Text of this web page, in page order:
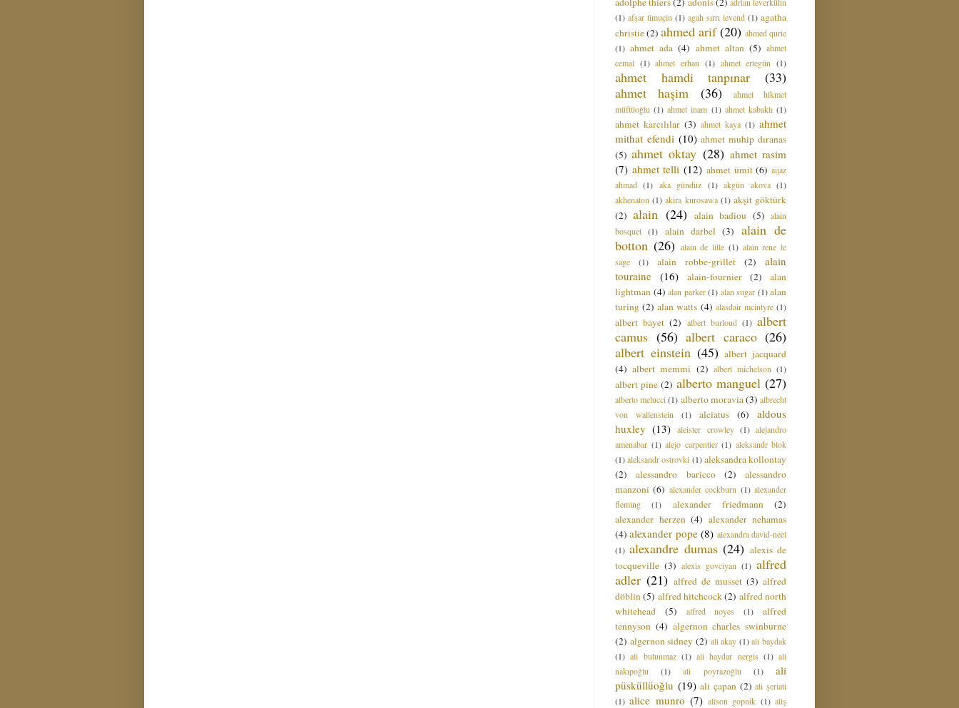
(1) afşar timuçin (1) agah sırrı levend (1) agatha
christie(2) ahmed arif (20) ahmed qurie
(1) ahmet ada (4) ahmet altan (5) ahmet
cemal (1) ahmet erhan (1) ahmet ertegün (1)
ahmet hamdi tanpınar
(33)
ahmet haşim
(36)
ahmet hikmet
müftüoğlu (1) ahmet inam (1) ahmet kabaklı (1)
ahmet karcılılar (3) ahmet kaya (1) ahmet
mithat efendi (10) ahmet muhip dıranas
(5) ahmet oktay (28) ahmet rasim
(7) ahmet telli (12) ahmet ümit (6) aijaz
ahmad (1) aka gündüz (1) akgün akova (1)
akhenaton (1) akira kurosawa (1) akşit göktürk
(2) alain (24) alain badiou (5) alain
bosquet (1) alain darbel (3)
alain de
botton (26) alain de lille (1) alain rene le
sage
(1) alain robbe-grillet (2)
alain
touraine (16) alain-fournier (2)
alan
lightman (4) alan parker (1) alan sugar (1) alan
turing (2) alan watts (4) alasdair mcintyre (1)
albert bayet (2) albert burloud (1) albert
camus (56) albert caraco (26)
albert einstein (45) albert jacquard
(4) albert memmi (2) albert michelson (1)
albert pine (2) alberto manguel (27)
alberto melucci (1) alberto moravia (3) albrecht
von wallenstein
(1) alciatus (6)
aldous
huxley (13) aleister crowley (1) alejandro
amenabar (1) alejo carpentier (1) aleksandr blok
(1) aleksandr ostrovki (1) aleksandra kollontay
(2)
alessandro baricco (2)
alessandro
manzoni (6) alexander cockburn (1) alexander
fleming
(1) alexander friedmann
(2)
alexander herzen (4) alexander nehamas
(4) alexander pope (8) alexandra david-neel
(1) alexandre dumas (24) alexis de
tocqueville (3) alexis govciyan (1) alfred
adler (21) alfred de musset (3) alfred
döblin (5) alfred hitchcock(2) alfred north
whitehead
(5) alfred noyes (1)
alfred
tennyson (4) algernon charles swinburne
(2) algernon sidney (2) ali akay (1) ali baydak
(1) ali bulunmaz (1) ali haydar nergis (1) ali
nakıpoğlu
(1) ali poyrazoğlu (1)
ali
püsküllüoğlu (19) ali çapan (2) ali şeriati
(1) alice munro (7) alison gopnik (1) aliş